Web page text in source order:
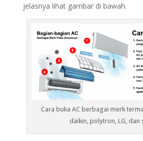
jelasnya lihat gambar di bawah.
Cara buka AC berbagai merk
daikin, polytron, LG, dan